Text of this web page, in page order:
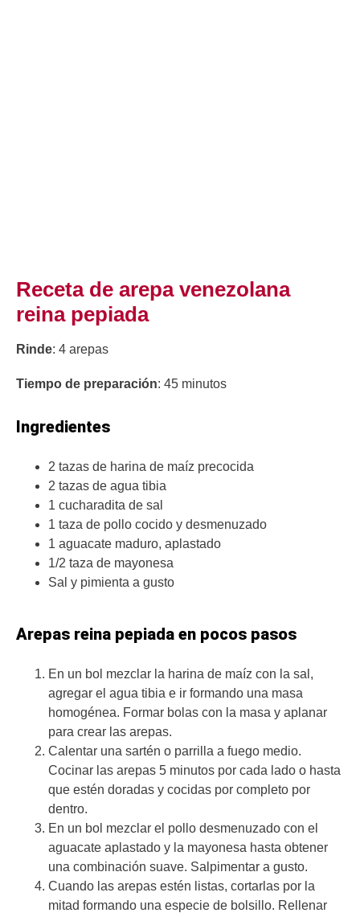
Receta de arepa venezolana
reina pepiada
Rinde: 4 arepas
Tiempo de preparación: 45 minutos
Ingredientes
2 tazas de harina de maíz precocida
2 tazas de agua tibia
1 cucharadita de sal
1 taza de pollo cocido y desmenuzado
1 aguacate maduro, aplastado
1/2 taza de mayonesa
Sal y pimienta a gusto
Arepas reina pepiada en pocos pasos
En un bol mezclar la harina de maíz con la sal,
agregar el agua tibia e ir formando una masa
homogénea. Formar bolas con la masa y aplanar
para crear las arepas.
Calentar una sartén o parrilla a fuego medio.
Cocinar las arepas 5 minutos por cada lado o hasta
que estén doradas y cocidas por completo por
dentro.
En un bol mezclar el pollo desmenuzado con el
aguacate aplastado y la mayonesa hasta obtener
una combinación suave. Salpimentar a gusto.
Cuando las arepas estén listas, cortarlas por la
mitad formando una especie de bolsillo. Rellenar